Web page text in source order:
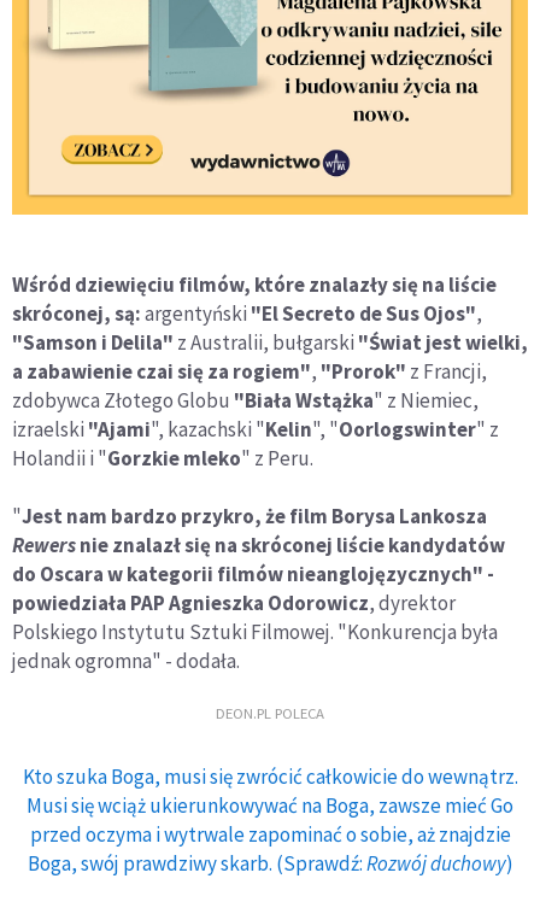
Wśród dziewięciu filmów, które znalazły się na liście
skróconej, są:argentyński "El Secreto de Sus Ojos",
"Samson i Delila" z Australii, bułgarski "Świat jest wielki,
a zabawienie czai się za rogiem", "Prorok" z Francji,
zdobywca Złotego Globu "Biała Wstążka" z Niemiec,
izraelski "Ajami", kazachski "Kelin", "Oorlogswinter" z
Holandii i "Gorzkie mleko" z Peru.
"Jest nam bardzo przykro, że film Borysa Lankosza
Rewersnie znalazł się na skróconej liście kandydatów
do Oscara w kategorii filmów nieanglojęzycznych" -
powiedziała PAP Agnieszka Odorowicz, dyrektor
Polskiego Instytutu Sztuki Filmowej. "Konkurencja była
jednak ogromna" - dodała.
DEON.PL POLECA
Kto szuka Boga, musi się zwrócić całkowicie do wewnątrz.
Musi się wciąż ukierunkowywać na Boga, zawsze mieć Go
przed oczyma i wytrwale zapominać o sobie, aż znajdzie
Boga, swój prawdziwy skarb. (Sprawdź:Rozwój duchowy)